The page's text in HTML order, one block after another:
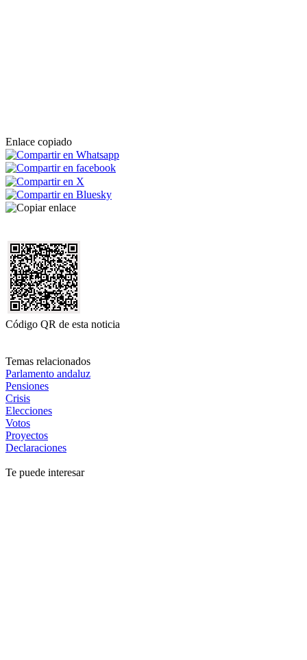
Enlace copiado
Código QR de esta noticia
Temas relacionados
Parlamento andaluz
Pensiones
Crisis
Elecciones
Votos
Proyectos
Declaraciones
Te puede interesar